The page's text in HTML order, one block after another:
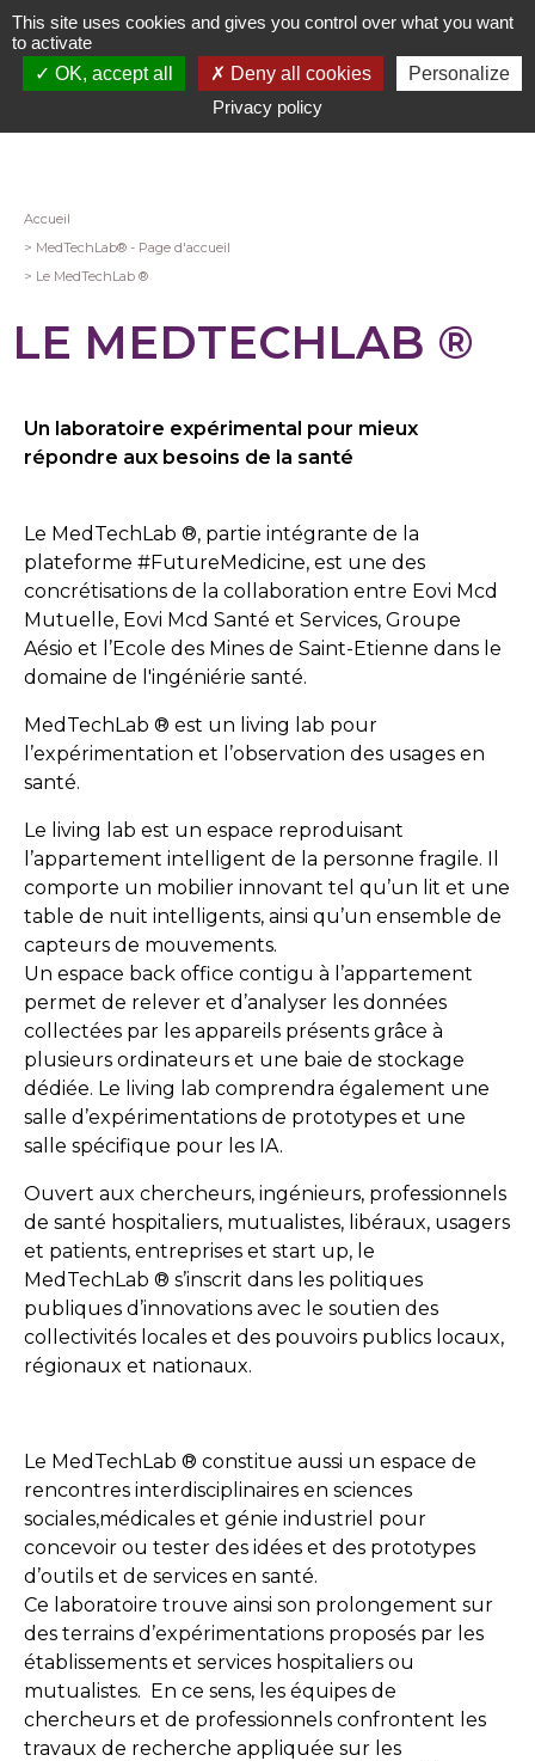
Aller
au
contenu
Fil
d'Ariane
Accueil
MedTechLab® - Page d'accueil
Le MedTechLab ®
LE MEDTECHLAB ®
Un laboratoire expérimental pour mieux
répondre aux besoins de la santé
Le MedTechLab ®, partie intégrante de la
plateforme #FutureMedicine, est une des
concrétisations de la collaboration entre Eovi Mcd
Mutuelle, Eovi Mcd Santé et Services, Groupe
Aésio et l’Ecole des Mines de Saint-Etienne dans le
domaine de l'ingéniérie santé.
MedTechLab ® est un living lab pour
l’expérimentation et l’observation des usages en
santé.
Le living lab est un espace reproduisant
l’appartement intelligent de la personne fragile. Il
comporte un mobilier innovant tel qu’un lit et une
table de nuit intelligents, ainsi qu’un ensemble de
capteurs de mouvements.
Un espace back office contigu à l’appartement
permet de relever et d’analyser les données
collectées par les appareils présents grâce à
plusieurs ordinateurs et une baie de stockage
dédiée. Le living lab comprendra également une
salle d’expérimentations de prototypes et une
salle spécifique pour les IA.
Ouvert aux chercheurs, ingénieurs, professionnels
de santé hospitaliers, mutualistes, libéraux, usagers
et patients, entreprises et start up, le
MedTechLab ® s’inscrit dans les politiques
publiques d’innovations avec le soutien des
collectivités locales et des pouvoirs publics locaux,
régionaux et nationaux.
Le MedTechLab ® constitue aussi un espace de
rencontres interdisciplinaires en sciences
sociales,médicales et génie industriel pour
concevoir ou tester des idées et des prototypes
d’outils et de services en santé.
Ce laboratoire trouve ainsi son prolongement sur
des terrains d’expérimentations proposés par les
établissements et services hospitaliers ou
mutualistes. En ce sens, les équipes de
chercheurs et de professionnels confrontent les
travaux de recherche appliquée sur les
This site uses cookies and gives you control over what you want
to activate
OK, accept all
Deny all cookies
Personalize
Privacy policy